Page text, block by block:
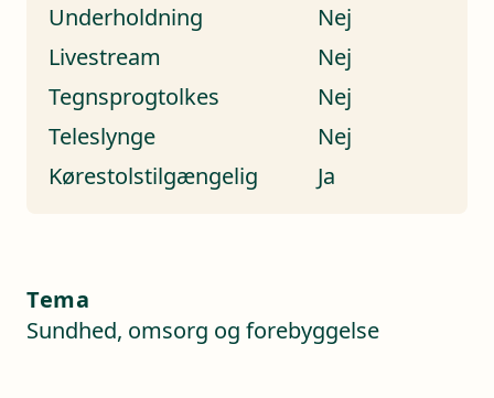
Underholdning
Nej
Livestream
Nej
Tegnsprogtolkes
Nej
Teleslynge
Nej
Kørestolstilgængelig
Ja
Tema
Sundhed, omsorg og forebyggelse